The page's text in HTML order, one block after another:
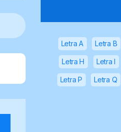
Letra A Letra B
Letra H Letra I
Letra P Letra Q